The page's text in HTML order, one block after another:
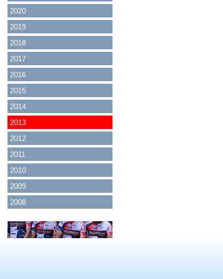
2020
2019
2018
2017
2016
2015
2014
2013
2012
2011
2010
2009
2008